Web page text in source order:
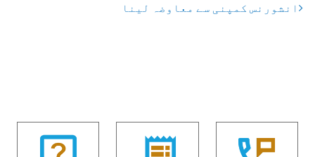
انشورنس کمپنی سے معاوضہ لینا